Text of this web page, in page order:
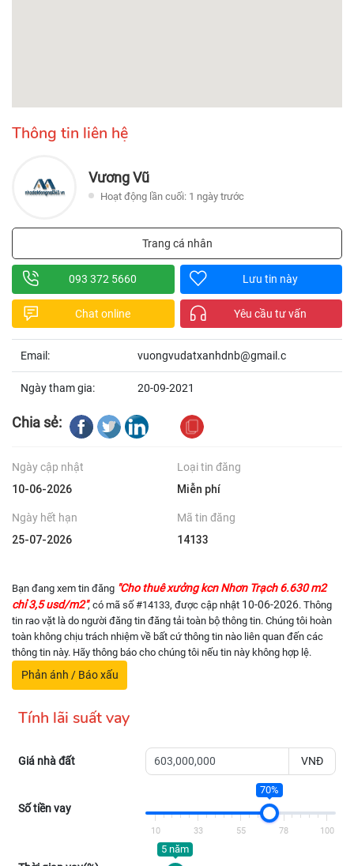
Thông tin liên hệ
Vương Vũ
Hoạt động lần cuối: 1 ngày trước
Trang cá nhân
093 372 5660 Lưu tin này
Chat online Yêu cầu tư vấn
Email: vuongvudatxanhdnb@gmail.c
Ngày tham gia: 20-09-2021
Chia sẻ:
Ngày cập nhật
10-06-2026
Loại tin đăng
Miễn phí
Ngày hết hạn
25-07-2026
Mã tin đăng
14133
Bạn đang xem tin đăng "Cho thuê xưởng kcn Nhơn Trạch 6.630 m2
chỉ 3,5 usd/m2", có mã số #14133, được cập nhật 10-06-2026. Thông
tin rao vặt là do người đăng tin đăng tải toàn bộ thông tin. Chúng tôi hoàn
toàn không chịu trách nhiệm về bất cứ thông tin nào liên quan đến các
thông tin này. Hãy thông báo cho chúng tôi nếu tin này không hợp lệ.
Phản ánh / Báo xấu
Tính lãi suất vay
Giá nhà đất VNĐ
Số tiền vay
70%
10 33 55 78 100
5 năm